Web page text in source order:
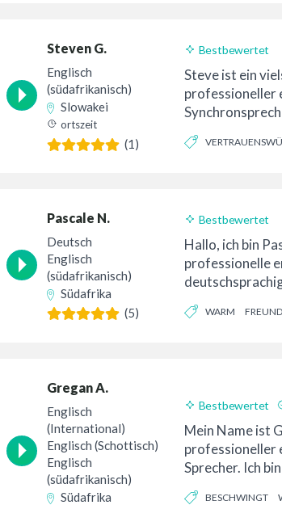
Steven G.
Englisch
(südafrikanisch)
Slowakei
ortszeit
(1)
Bestbewertet
24-Stunden-
Steve ist ein
professioneller
aus arbeitet, wo
Pascale N.
Deutsch
Englisch
(südafrikanisch)
Südafrika
(5)
Bestbewertet
24-Stunden-
Hallo, ich bin
professionelle
WARM
Gregan A.
Englisch
(International)
Englisch (Schottisch)
Englisch
(südafrikanisch)
Südafrika
Bestbewertet
Mein Name ist
professioneller
Sprecher. Ich
BESCHWINGT